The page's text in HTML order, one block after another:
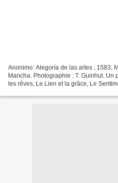
Anonimo: Alegoría de las artes , 1583,
Mancha. Photographie : T. Guinhut. Un
les rêves, Le Lien et la grâce, Le